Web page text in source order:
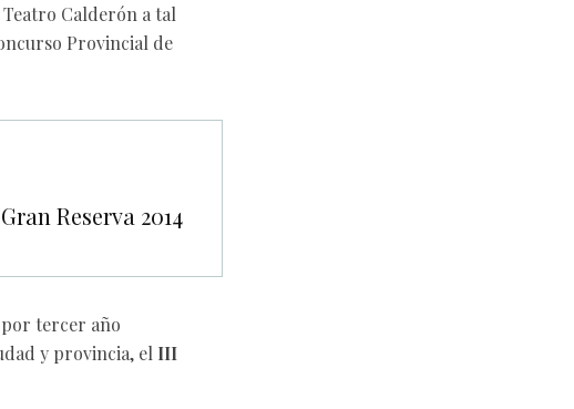
Calderón a tal
Provincial de
Reserva 2014
tercer año
y provincia, el III